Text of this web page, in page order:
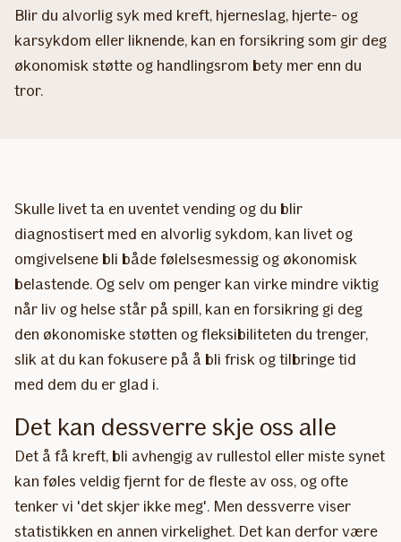
Blir du alvorlig syk med kreft, hjerneslag, hjerte- og
karsykdom eller liknende, kan en forsikring som gir deg
økonomisk støtte og handlingsrom bety mer enn du
tror.
Skulle livet ta en uventet vending og du blir
diagnostisert med en alvorlig sykdom, kan livet og
omgivelsene bli både følelsesmessig og økonomisk
belastende. Og selv om penger kan virke mindre viktig
når liv og helse står på spill, kan en forsikring gi deg
den økonomiske støtten og fleksibiliteten du trenger,
slik at du kan fokusere på å bli frisk og tilbringe tid
med dem du er glad i.
Det kan dessverre skje oss alle
Det å få kreft, bli avhengig av rullestol eller miste synet
kan føles veldig fjernt for de fleste av oss, og ofte
tenker vi 'det skjer ikke meg'. Men dessverre viser
statistikken en annen virkelighet. Det kan derfor være